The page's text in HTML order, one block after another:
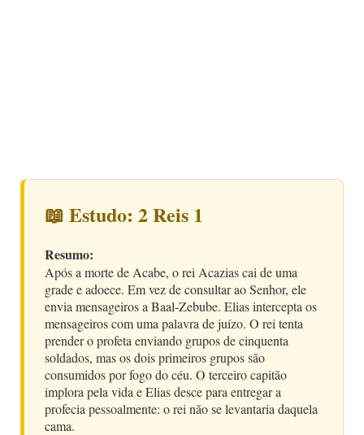
📖 Estudo: 2 Reis 1
Resumo:
Após a morte de Acabe, o rei Acazias cai de uma
grade e adoece. Em vez de consultar ao Senhor, ele
envia mensageiros a Baal-Zebube. Elias intercepta os
mensageiros com uma palavra de juízo. O rei tenta
prender o profeta enviando grupos de cinquenta
soldados, mas os dois primeiros grupos são
consumidos por fogo do céu. O terceiro capitão
implora pela vida e Elias desce para entregar a
profecia pessoalmente: o rei não se levantaria daquela
cama.